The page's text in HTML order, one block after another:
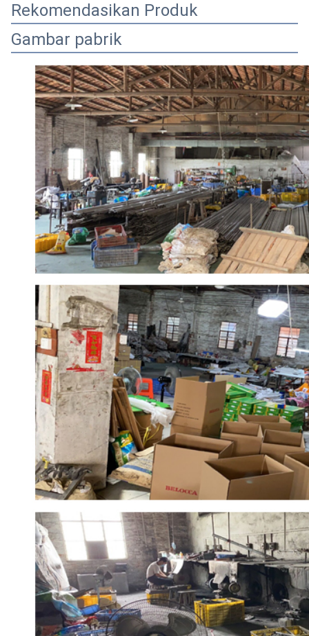
Rekomendasikan Produk
Gambar pabrik